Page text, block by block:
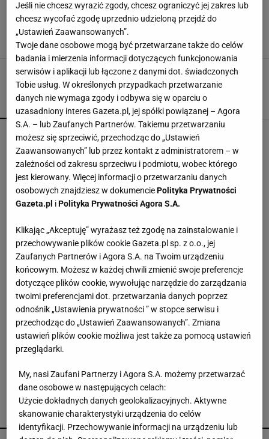
Mister Supranational wybrany! Z jakiego kraju
pochodzi zwycięzca?
FITNESS SEXY SUPERNATURAL
POPULARNE NAJNOWSZE
Pustki w nadbałtyckim kurorcie. Przedsiębiorcy
narzekają. "Naprawdę bardzo mało"
Konflikt między prezydentem a rządem. Bosak:
To niszczy wizerunek państwa
Polacy ocenili weta Nawrockiego. Dominuje
jedna odpowiedź
Beata Szydło ukarana. Prokurator nałożył
mandat w maksymalnej wysokości
Dlaczego tak łatwo wpaść w pułapkę poprawek?
POLECAMY
Jeśli nie chcesz wyrazić zgody, chcesz ograniczyć jej zakres lub
chcesz wycofać zgodę uprzednio udzieloną przejdź do
„Ustawień Zaawansowanych”.
Twoje dane osobowe mogą być przetwarzane także do celów
badania i mierzenia informacji dotyczących funkcjonowania
serwisów i aplikacji lub łączone z danymi dot. świadczonych
Tobie usług. W określonych przypadkach przetwarzanie
danych nie wymaga zgody i odbywa się w oparciu o
uzasadniony interes Gazeta.pl, jej spółki powiązanej – Agora
S.A. – lub Zaufanych Partnerów. Takiemu przetwarzaniu
możesz się sprzeciwić, przechodząc do „Ustawień
Zaawansowanych” lub przez kontakt z administratorem – w
zależności od zakresu sprzeciwu i podmiotu, wobec którego
jest kierowany. Więcej informacji o przetwarzaniu danych
osobowych znajdziesz w dokumenciePolityka Prywatności
Gazeta.pl iPolityka Prywatności Agora S.A.
Klikając „Akceptuję” wyrażasz też zgodę na zainstalowanie i
przechowywanie plików cookie Gazeta.pl sp. z o.o., jej
Zaufanych Partnerów i Agora S.A. na Twoim urządzeniu
końcowym. Możesz w każdej chwili zmienić swoje preferencje
dotyczące plików cookie, wywołując narzędzie do zarządzania
twoimi preferencjami dot. przetwarzania danych poprzez
odnośnik „Ustawienia prywatności ” w stopce serwisu i
przechodząc do „Ustawień Zaawansowanych”. Zmiana
ustawień plików cookie możliwa jest także za pomocą ustawień
przeglądarki.
My, nasi Zaufani Partnerzy i Agora S.A. możemy przetwarzać
dane osobowe w następujących celach:
Użycie dokładnych danych geolokalizacyjnych. Aktywne
skanowanie charakterystyki urządzenia do celów
identyfikacji. Przechowywanie informacji na urządzeniu lub